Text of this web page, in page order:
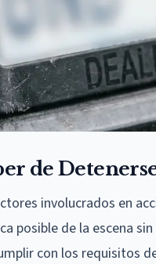
de
involucrados en
posible de la escena
con los requisitos